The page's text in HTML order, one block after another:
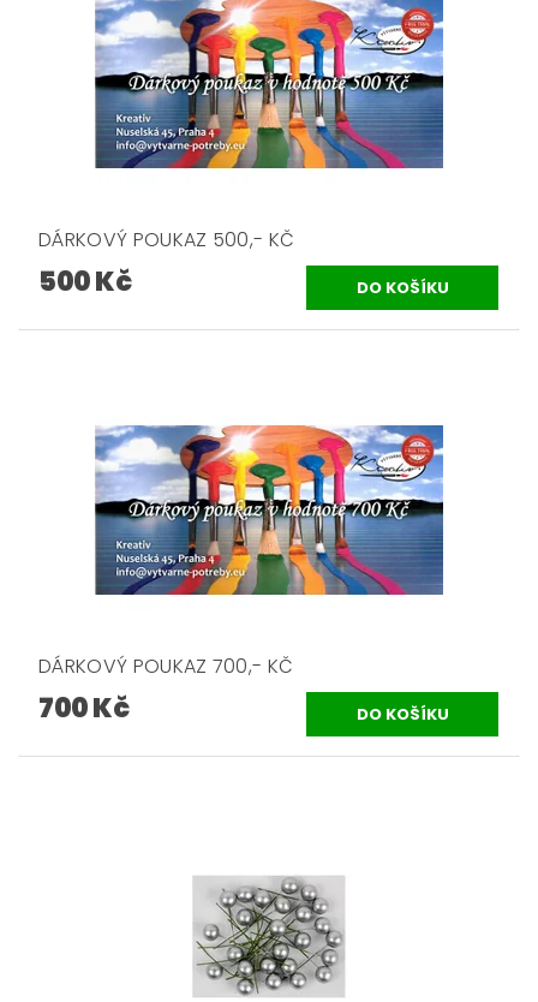
DÁRKOVÝ POUKAZ 500,- KČ
500 Kč
DÁRKOVÝ POUKAZ 700,- KČ
700 Kč